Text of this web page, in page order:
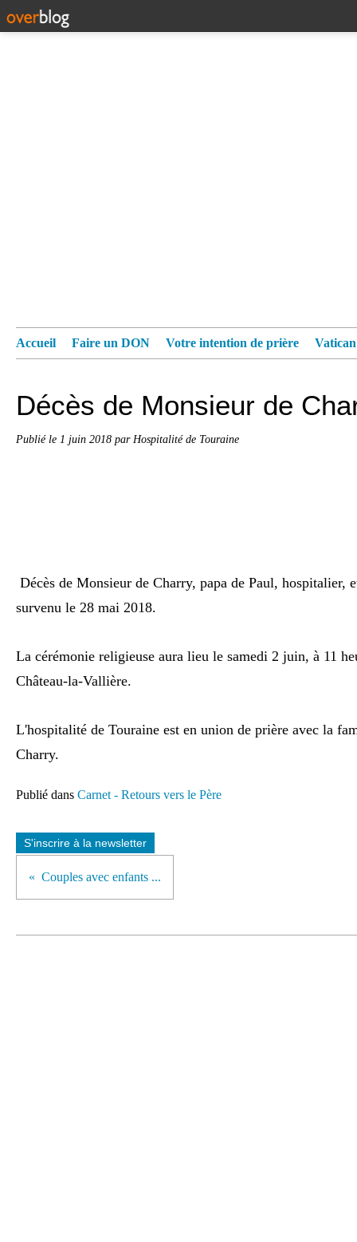
Accueil Faire un DON Votre intention de prière
Décès de Monsieur de
Publié le 1 juin 2018 par Hospitalité de Touraine
Décès de Monsieur de Charry, papa de Paul, hospitalier,
survenu le 28 mai 2018.
La cérémonie religieuse aura lieu le samedi 2 juin, à 11
Château-la-Vallière.
L'hospitalité de Touraine est en union de prière avec la
Charry.
Publié dans Carnet - Retours vers le Père
S'inscrire à la newsletter
Couples avec enfants ...